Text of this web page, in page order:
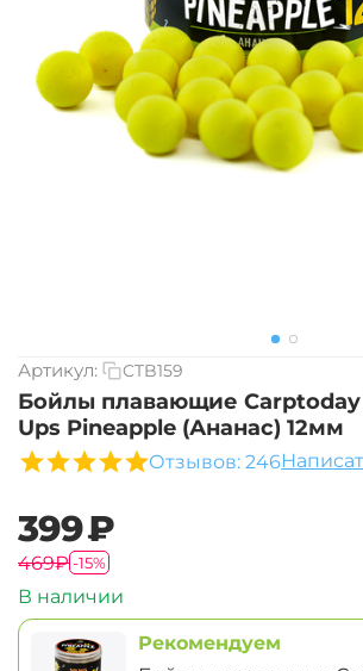
Артикул: CTB159
Бойлы плавающие Carptoday
Ups Pineapple (Ананас) 12мм
Отзывов: 246
‍399‍₽
‍469‍₽-15%
В наличии
Рекомендуем